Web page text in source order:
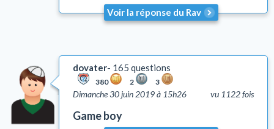
Voir la réponse du Rav
dovater 165 questions
380 2 3
vu 1122 fois
Dimanche 30 juin 2019 à 15h26
Game boy